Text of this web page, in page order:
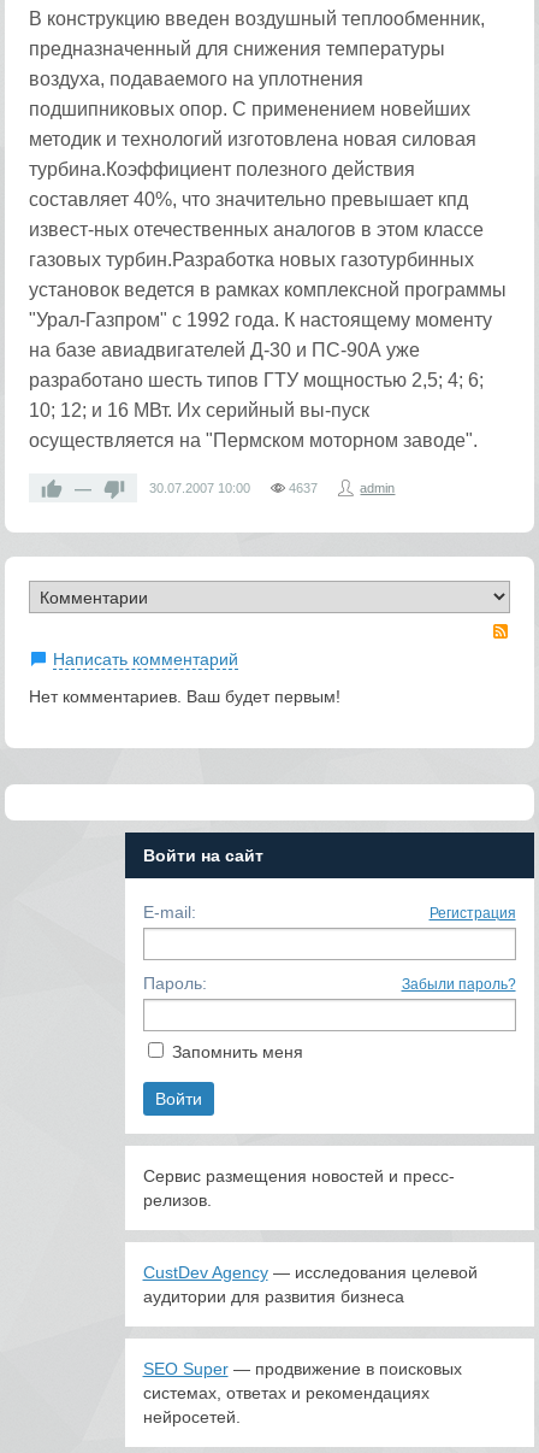
В конструкцию введен воздушный теплообменник,
предназначенный для снижения температуры
воздуха, подаваемого на уплотнения
подшипниковых опор. С применением новейших
методик и технологий изготовлена новая силовая
турбина.Коэффициент полезного действия
составляет 40%, что значительно превышает кпд
извест-ных отечественных аналогов в этом классе
газовых турбин.Разработка новых газотурбинных
установок ведется в рамках комплексной программы
"Урал-Газпром" с 1992 года. К настоящему моменту
на базе авиадвигателей Д-30 и ПС-90А уже
разработано шесть типов ГТУ мощностью 2,5; 4; 6;
10; 12; и 16 МВт. Их серийный вы-пуск
осуществляется на "Пермском моторном заводе".
— 30.07.2007 10:00 4637 admin
Написать комментарий
Нет комментариев. Ваш будет первым!
Войти на сайт
E-mail: Регистрация
Пароль: Забыли пароль?
Запомнить меня
Сервис размещения новостей и пресс-
релизов.
CustDev Agency— исследования целевой
аудитории для развития бизнеса
SEO Super— продвижение в поисковых
системах, ответах и рекомендациях
нейросетей.